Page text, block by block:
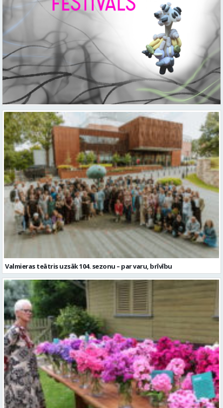
Valmieras teātris uzsāk 104. sezonu – par varu, brīvību
Garšaugu dārzā trīs dienas apskatāma izstāde “Vasaras ziedi
pilsētai svētkos”